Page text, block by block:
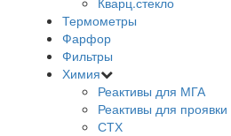
Термометры
Фарфор
Фильтры
Химия
Реактивы для МГА
Реактивы для проявки
СТХ